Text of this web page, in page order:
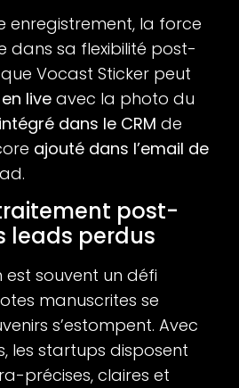
enregistrement, la force
dans sa flexibilité post-
Vocast Sticker peut
live avec la photo du
intégré dans le CRM de
ajouté dans l’email de
post-
leads perdus
est souvent un défi
manuscrites se
s’estompent. Avec
les startups disposent
précises, claires et